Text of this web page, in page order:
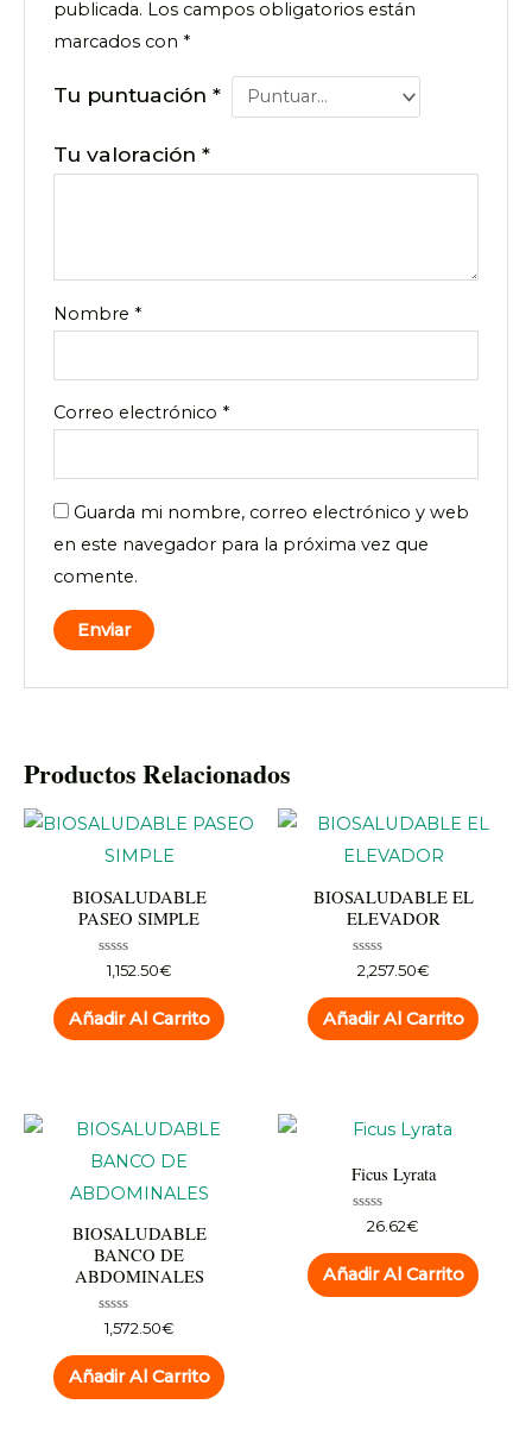
publicada. Los campos obligatorios están
marcados con *
Tu puntuación*
Tu valoración*
Nombre *
Correo electrónico *
Guarda mi nombre, correo electrónico y web
en este navegador para la próxima vez que
comente.
Productos Relacionados
BIOSALUDABLE
PASEO SIMPLE
Valorado
con
0
de
5
1,152.50€
Añadir Al Carrito
BIOSALUDABLE EL
ELEVADOR
Valorado
con
0
de
5
2,257.50€
Añadir Al Carrito
BIOSALUDABLE
BANCO DE
ABDOMINALES
Valorado
con
0
de
5
1,572.50€
Añadir Al Carrito
Ficus Lyrata
Valorado
0
de
5
26.62€
Añadir Al Carrito